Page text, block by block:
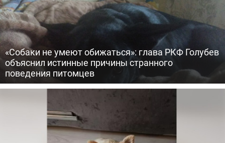
«Собаки не умеют обижаться»: глава РКФ Голубев
объяснил истинные причины странного
поведения питомцев